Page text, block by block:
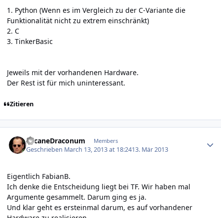
1. Python (Wenn es im Vergleich zu der C-Variante die
Funktionalität nicht zu extrem einschränkt)
2. C
3. TinkerBasic
Jeweils mit der vorhandenen Hardware.
Der Rest ist für mich uninteressant.
Zitieren
ArcaneDraconum Members
Geschrieben March 13, 2013 at 18:2413. Mär 2013
Eigentlich FabianB.
Ich denke die Entscheidung liegt bei TF. Wir haben mal
Argumente gesammelt. Darum ging es ja.
Und klar geht es ersteinmal darum, es auf vorhandener